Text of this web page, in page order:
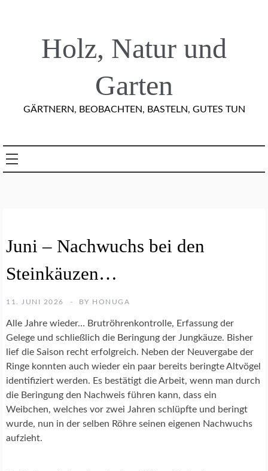
Holz, Natur und
Garten
GÄRTNERN, BEOBACHTEN, BASTELN, GUTES TUN
E
N
C
U
T
Z
S
T
E
Juni – Nachwuchs bei den
Steinkäuzen…
11. JUNI 2026 BY HONUGA
Alle Jahre wieder… Brutröhrenkontrolle, Erfassung der
Gelege und schließlich die Beringung der Jungkäuze. Bisher
lief die Saison recht erfolgreich. Neben der Neuvergabe der
Ringe konnten auch wieder ein paar bereits beringte Altvögel
identifiziert werden. Es bestätigt die Arbeit, wenn man durch
die Beringung den Nachweis führen kann, dass ein
Weibchen, welches vor zwei Jahren schlüpfte und beringt
wurde, nun in der selben Röhre seinen eigenen Nachwuchs
aufzieht.